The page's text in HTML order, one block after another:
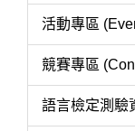
活動專區
競賽專區
語言檢定測驗